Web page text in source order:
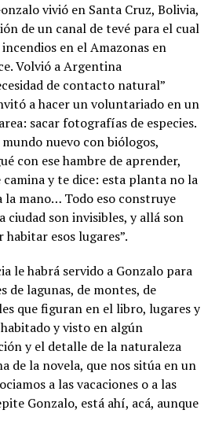
vivió en Santa Cruz, Bolivia,
de un canal de tevé para el cual
en el Amazonas en
Volvió a Argentina
de contacto natural”
a hacer un voluntariado en un
sacar fotografías de especies.
nuevo con biólogos,
con ese hambre de aprender,
camina y te dice: esta planta no la
mano… Todo eso construye
ciudad son invisibles, y allá son
esos lugares”.
le habrá servido a Gonzalo para
de lagunas, de montes, de
que figuran en el libro, lugares y
y visto en algún
y el detalle de la naturaleza
de la novela, que nos sitúa en un
a las vacaciones o a las
Gonzalo, está ahí, acá, aunque